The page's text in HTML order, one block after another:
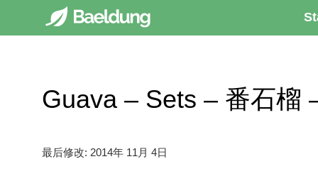
Guava – Sets – 番石榴
最后修改: 2014年 11月 4日